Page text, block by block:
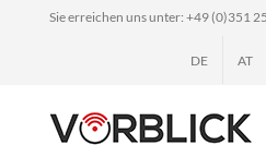
Sie erreichen uns unter: +49 (0)351
DE AT